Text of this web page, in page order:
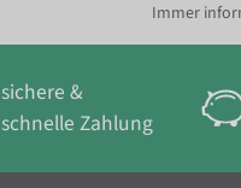
Immer
sichere &
schnelle Zahlung